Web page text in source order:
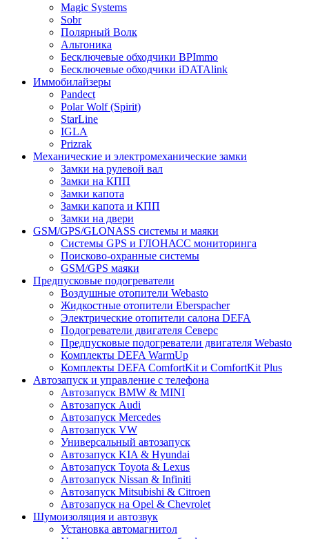
Magic Systems
Sobr
Полярный Волк
Альтоника
Бесключевые обходчики BPImmo
Бесключевые обходчики iDATAlink
Иммобилайзеры
Pandect
Polar Wolf (Spirit)
StarLine
IGLA
Prizrak
Механические и электромеханические замки
Замки на рулевой вал
Замки на КПП
Замки капота
Замки капота и КПП
Замки на двери
GSM/GPS/GLONASS системы и маяки
Системы GPS и ГЛОНАСС мониторинга
Поисково-охранные системы
GSM/GPS маяки
Предпусковые подогреватели
Воздушные отопители Webasto
Жидкостные отопители Eberspacher
Электрические отопители салона DEFA
Подогреватели двигателя Северс
Предпусковые подогреватели двигателя Webasto
Комплекты DEFA WarmUp
Комплекты DEFA ComfortKit и ComfortKit Plus
Автозапуск и управление с телефона
Автозапуск BMW & MINI
Автозапуск Audi
Автозапуск Mercedes
Автозапуск VW
Универсальный автозапуск
Автозапуск KIA & Hyundai
Автозапуск Toyota & Lexus
Автозапуск Nissan & Infiniti
Автозапуск Mitsubishi & Citroen
Автозапуск на Opel & Chevrolet
Шумоизоляция и автозвук
Установка автомагнитол